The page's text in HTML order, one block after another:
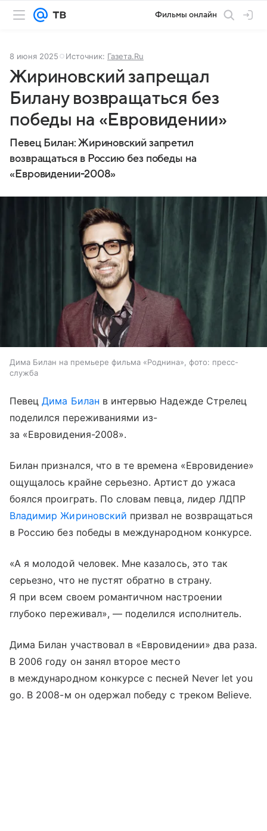
Фильмы онлайн
8 июня 2025 Источник: Газета.Ru
Жириновский запрещал
Билану возвращаться без
победы на «Евровидении»
Певец Билан: Жириновский запретил
возвращаться в Россию без победы на
«Евровидении-2008»
Дима Билан на премьере фильма «Роднина», фото: пресс-
служба
ПевецДима Билан в интервью Надежде Стрелец
поделился переживаниями из-
за «Евровидения-2008».
Билан признался, что в те времена «Евровидение»
ощущалось крайне серьезно. Артист до ужаса
боялся проиграть. По словам певца, лидер ЛДПР
Владимир Жириновский призвал не возвращаться
в Россию без победы в международном конкурсе.
«А я молодой человек. Мне казалось, это так
серьезно, что не пустят обратно в страну.
Я при всем своем романтичном настроении
глубоко переживал», — поделился исполнитель.
Дима Билан участвовал в «Евровидении» два раза.
В 2006 году он занял второе место
в международном конкурсе с песней Never let you
go. В 2008-м он одержал победу с треком Believe.